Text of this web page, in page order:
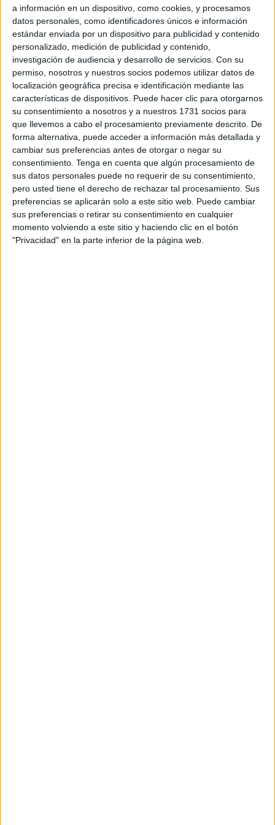
a información en un dispositivo, como cookies, y procesamos
datos personales, como identificadores únicos e información
estándar enviada por un dispositivo para publicidad y contenido
personalizado, medición de publicidad y contenido,
investigación de audiencia y desarrollo de servicios. Con su
permiso, nosotros y nuestros socios podemos utilizar datos de
localización geográfica precisa e identificación mediante las
características de dispositivos. Puede hacer clic para otorgarnos
su consentimiento a nosotros y a nuestros 1731 socios para
que llevemos a cabo el procesamiento previamente descrito. De
forma alternativa, puede acceder a información más detallada y
cambiar sus preferencias antes de otorgar o negar su
consentimiento. Tenga en cuenta que algún procesamiento de
sus datos personales puede no requerir de su consentimiento,
pero usted tiene el derecho de rechazar tal procesamiento. Sus
preferencias se aplicarán solo a este sitio web. Puede cambiar
sus preferencias o retirar su consentimiento en cualquier
momento volviendo a este sitio y haciendo clic en el botón
"Privacidad" en la parte inferior de la página web.
La cita, además del fin solidario, también ha servido de
práctica para losalumnos de hostelería, que han
atendido a los comensales como auténticos profesionales.
Los beneficios obtenidos de esta iniciativa irán destinados
concretamente al mismo departamento del IES Alameda,
según ha informado Charo Gómez, jefa delDepartamento
de Hostelería y Turismodel IES Almina.